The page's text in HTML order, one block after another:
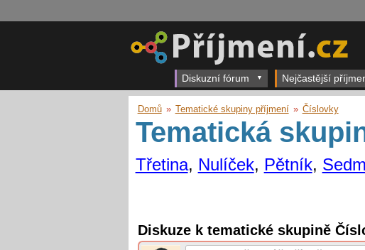
Diskuzní fórum Nejčastější
Domů » Tematické skupiny příjmení » Číslovky
Tematická
Třetina, Nulíček, Pětník,
Diskuze k tematické skupině